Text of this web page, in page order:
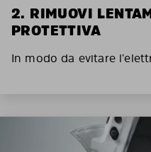
2. RIMUOVI
PROTETTIVA
In modo da evitare